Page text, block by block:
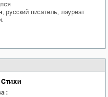
, русский писатель, лауреат
: